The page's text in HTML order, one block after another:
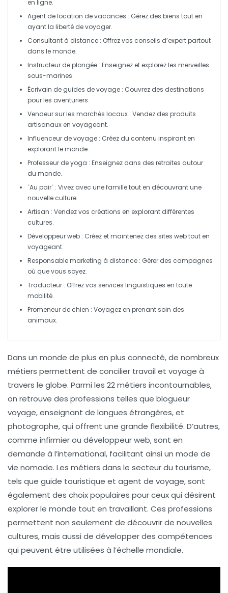
en ligne.
Agent de location de vacances : Gérez des biens tout en
ayant la liberté de voyager.
Consultant à distance : Offrez vos conseils d’expert partout
dans le monde.
Instructeur de plongée : Enseignez et explorez les merveilles
sous-marines.
Écrivain de guides de voyage : Couvrez des destinations
pour les aventuriers.
Vendeur sur les marchés locaux : Vendez des produits
artisanaux en voyageant.
Influenceur de voyage : Créez du contenu inspirant en
explorant le monde.
Professeur de yoga : Enseignez dans des retraites autour
du monde.
`Au pair` : Vivez avec une famille tout en découvrant une
nouvelle culture.
Artisan : Vendez vos créations en explorant différentes
cultures.
Développeur web : Créez et maintenez des sites web tout en
voyageant.
Responsable marketing à distance : Gérer des campagnes
où que vous soyez.
Traducteur : Offrez vos services linguistiques en toute
mobilité.
Promeneur de chien : Voyagez en prenant soin des
animaux.
Dans un monde de plus en plus connecté, de nombreux
métiers permettent de concilier travail et voyage à
travers le globe. Parmi les 22 métiers incontournables,
on retrouve des professions telles que blogueur
voyage,enseignant de langues étrangères, et
photographe, qui offrent une grande flexibilité. D’autres,
comme infirmierou développeur web, sont en
demande à l’international, facilitant ainsi un mode de
vie nomade. Les métiers dans le secteur du tourisme,
tels que guide touristique et agent de voyage, sont
également des choix populaires pour ceux qui désirent
explorer le monde tout en travaillant. Ces professions
permettent non seulement de découvrir de nouvelles
cultures, mais aussi de développer des compétences
qui peuvent être utilisées à l’échelle mondiale.